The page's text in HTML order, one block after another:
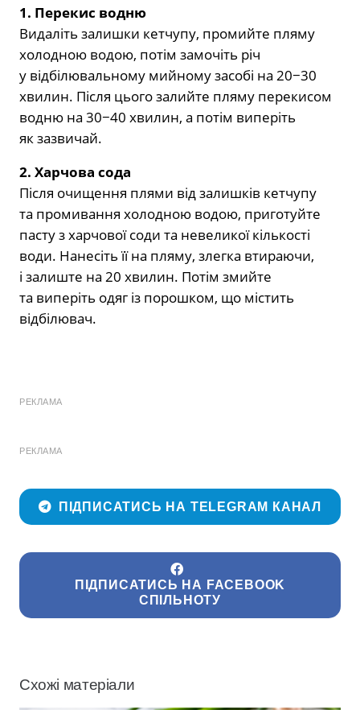
1. Перекис водню
Видаліть залишки кетчупу, промийте пляму
холодною водою, потім замочіть річ
у відбілювальному мийному засобі на 20−30
хвилин. Після цього залийте пляму перекисом
водню на 30−40 хвилин, а потім виперіть
як зазвичай.
2. Харчова сода
Після очищення плями від залишків кетчупу
та промивання холодною водою, приготуйте
пасту з харчової соди та невеликої кількості
води. Нанесіть її на пляму, злегка втираючи,
і залиште на 20 хвилин. Потім змийте
та виперіть одяг із порошком, що містить
відбілювач.
РЕКЛАМА
РЕКЛАМА
ПІДПИСАТИСЬ НА TELEGRAM КАНАЛ
ПІДПИСАТИСЬ НА FACEBOOK
СПІЛЬНОТУ
Схожі матеріали